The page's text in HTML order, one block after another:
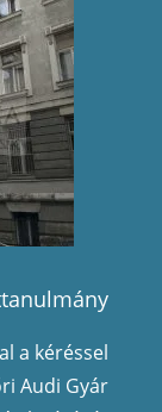
a kéréssel
Audi Gyár